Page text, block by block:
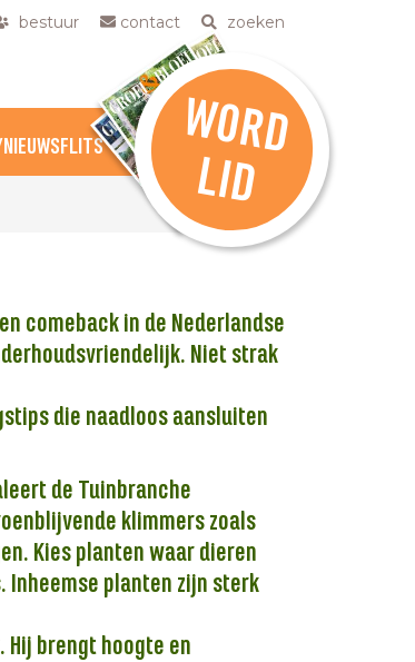
bestuur contact zoeken
W
O
R
D
L
ID
comeback in de Nederlandse
Niet strak
die naadloos aansluiten
de Tuinbranche
klimmers zoals
Kies planten waar dieren
Inheemse planten zijn sterk
brengt hoogte en